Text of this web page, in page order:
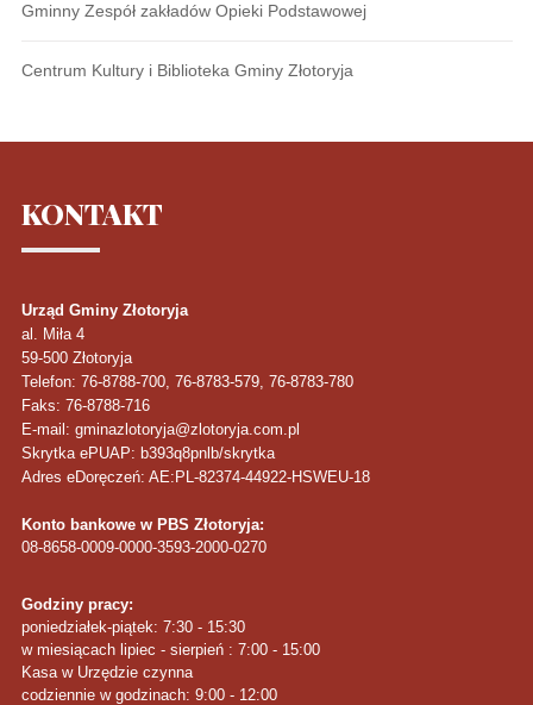
Gminny Zespół zakładów Opieki Podstawowej
Centrum Kultury i Biblioteka Gminy Złotoryja
KONTAKT
Urząd Gminy Złotoryja
al. Miła 4
59-500 Złotoryja
Telefon: 76-8788-700, 76-8783-579, 76-8783-780
Faks: 76-8788-716
E-mail: gminazlotoryja@zlotoryja.com.pl
Skrytka ePUAP: b393q8pnlb/skrytka
Adres eDoręczeń: AE:PL-82374-44922-HSWEU-18
Konto bankowe w PBS Złotoryja:
08-8658-0009-0000-3593-2000-0270
Godziny pracy:
poniedziałek-piątek: 7:30 - 15:30
w miesiącach lipiec - sierpień : 7:00 - 15:00
Kasa w Urzędzie czynna
codziennie w godzinach: 9:00 - 12:00